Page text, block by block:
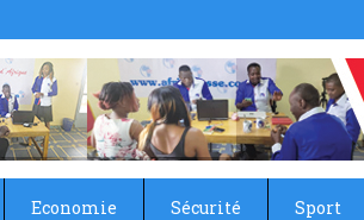
Economie Sécurité Sport